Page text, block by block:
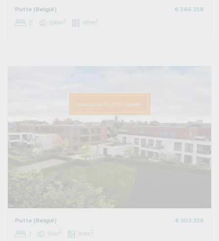
Putte (België)
€ 346.258
2
106m2 119m2
Putte (België)
€ 303.326
1
91m2 101m2